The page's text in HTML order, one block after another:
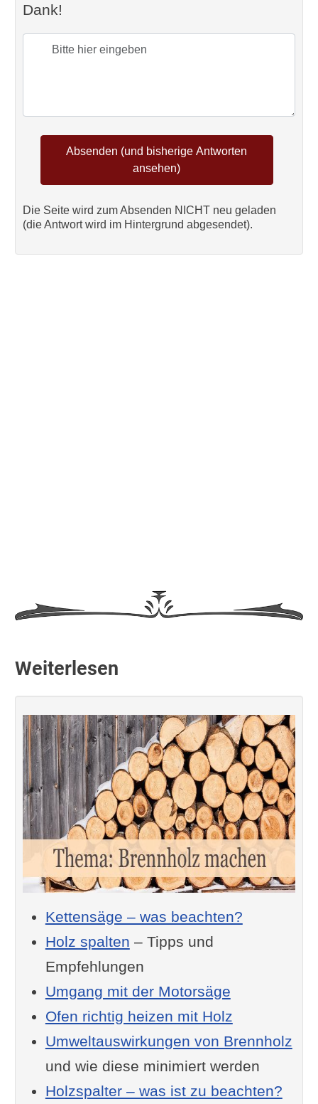
Dank!
Die Seite wird zum Absenden NICHT neu geladen
(die Antwort wird im Hintergrund abgesendet).
Weiterlesen
Kettensäge – was beachten?
Holz spalten – Tipps und
Empfehlungen
Umgang mit der Motorsäge
Ofen richtig heizen mit Holz
Umweltauswirkungen von Brennholz
und wie diese minimiert werden
Holzspalter – was ist zu beachten?